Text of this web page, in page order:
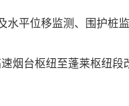
水平位移监测、围护桩
烟台枢纽至蓬莱枢纽